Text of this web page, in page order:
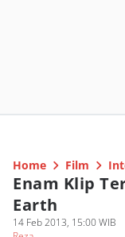
Home Film
Enam Klip
Earth
14 Feb 2013, 15:00 WIB